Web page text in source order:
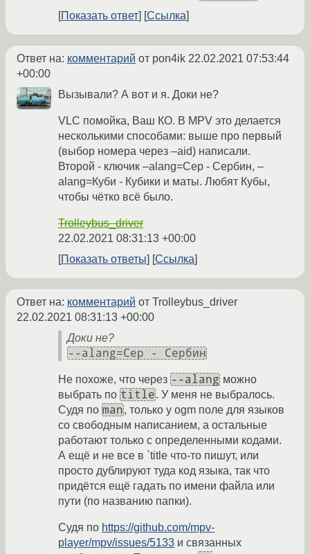
Показать ответ
Ссылка
Ответ на: комментарий от pon4ik 22.02.2021 07:53:44
+00:00
Вызывали? А вот и я. Доки не?
VLC помойка, Ваш КО. В MPV это делается
несколькими способами: выше про первый
(выбор номера через –aid) написали.
Второй - ключик –alang=Сер - Сербин, –
alang=Куби - Кубики и маты. Любят Кубы,
чтобы чётко всё было.
Trolleybus_driver
22.02.2021 08:31:13 +00:00
Показать ответы
Ссылка
Ответ на: комментарий от Trolleybus_driver
22.02.2021 08:31:13 +00:00
Доки не?
--alang=Сер - Сербин
Не похоже, что через --alang можно
выбрать по title. У меня не выбралось.
Судя по man, только у ogm поле для языков
со свободным написанием, а остальные
работают только с определенными кодами.
А ещё и не все в `title что-то пишут, или
просто дублируют туда код языка, так что
придётся ещё гадать по имени файла или
пути (по названию папки).
Судя по https://github.com/mpv-
player/mpv/issues/5133 и связанных